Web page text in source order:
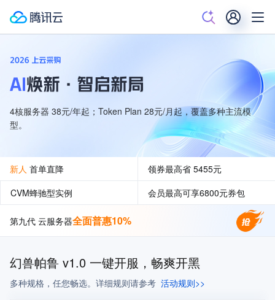
4核服务器 38元/年起；Token Plan 28元/月起，覆盖多种主流模
型。
新人 首单直降 领券最高省 5455元
CVM蜂驰型实例
会员最高可享6800元券包
第九代 云服务器全面普惠10%
幻兽帕鲁 v1.0 一键开服，畅爽开黑
多种规格，任您畅选。详细规则请参考 活动规则>>